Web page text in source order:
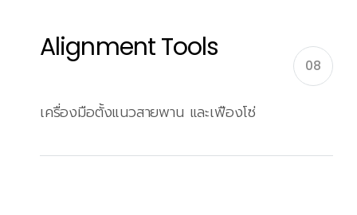
Alignment Tools
08
เครื่องมือตั้งแนวสายพาน และเฟืองโซ่